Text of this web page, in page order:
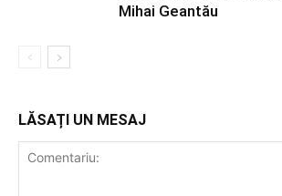
Mihai Geantău
LĂSAȚI UN MESAJ